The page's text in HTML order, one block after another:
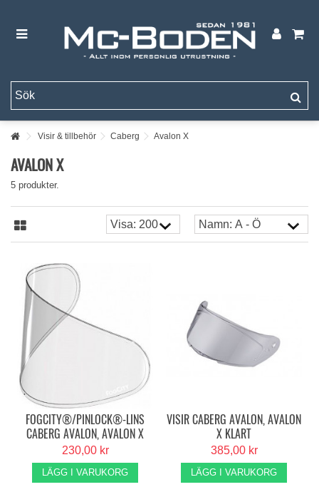
Visir & tillbehör Caberg Avalon X
AVALON X
5 produkter.
FOGCITY®/PINLOCK®-LINS
CABERG AVALON, AVALON X
230,00 kr
LÄGG I VARUKORG
VISIR CABERG AVALON, AVALON
X KLART
385,00 kr
LÄGG I VARUKORG